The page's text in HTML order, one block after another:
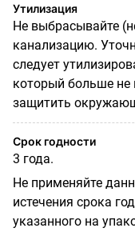
Утилизация
Не выбрасывайте
канализацию.
следует
который больше не
защитить
Срок годности
3 года.
Не применяйте
истечения срока
указанного на